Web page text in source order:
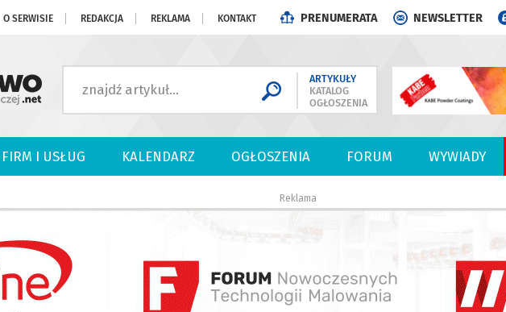
O SERWISIE REDAKCJA REKLAMA KONTAKT PRENUMERATA NEWSLETTER
ARTYKUŁY
KATALOG
OGŁOSZENIA
FIRM I USŁUG KALENDARZ OGŁOSZENIA FORUM WYWIADY
Reklama